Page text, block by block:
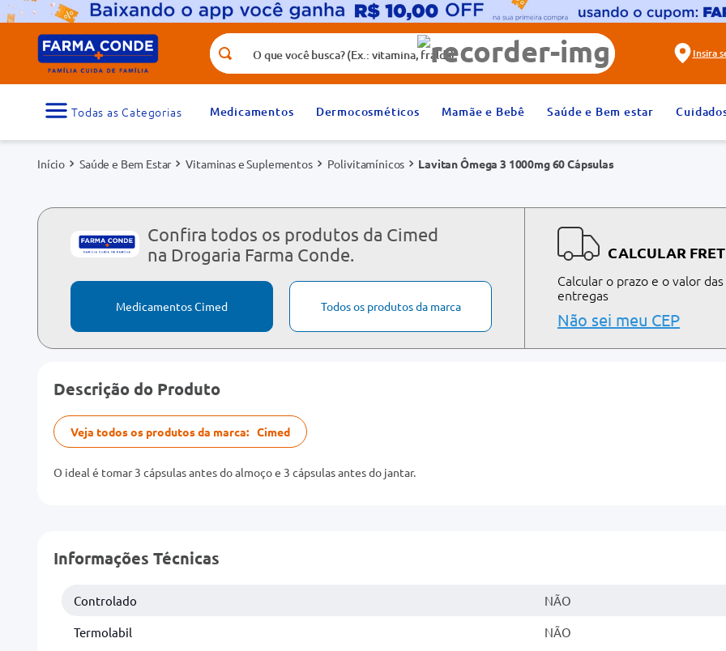
O que você busca? (Ex.: vitamina, fralda)
Insira
Medicamentos Dermocosméticos Mamãe e Bebê Saúde e Bem estar
Saúde e Bem Estar Vitaminas e Suplementos Polivitamínicos Lavitan Ômega 3 1000mg 60 Cápsulas
Confira todos os produtos da Cimed
na Drogaria Farma Conde.
Medicamentos Cimed Todos os produtos da marca
CALCULAR
Calcular o prazo e o valor das
entregas
Não sei meu CEP
Descrição do Produto
Veja todos os produtos da marca: Cimed
O ideal é tomar 3 cápsulas antes do almoço e 3 cápsulas antes do jantar.
Informações Técnicas
Controlado NÃO
Termolabil NÃO
Termos mais buscados
1
medicamento 2º
fralda
5 º rosuvastatina 20mg 6º
absorvente